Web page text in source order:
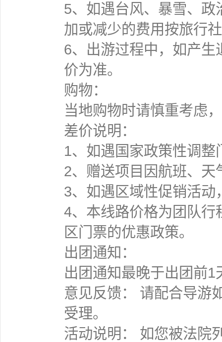
5、如遇台风、暴雪、
加或减少的费用按旅行
6、出游过程中，如产
价为准。
购物：
当地购物时请慎重考虑
差价说明：
1、如遇国家政策性调
2、赠送项目因航班、
3、如遇区域性促销活
4、本线路价格为团队
区门票的优惠政策。
出团通知：
出团通知最晚于出团前
意见反馈： 请配合导游
受理。
活动说明： 如您被法院